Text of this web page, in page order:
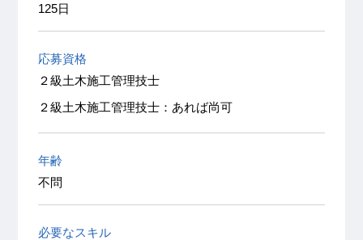
125日
応募資格
２級土木施工管理技士
２級土木施工管理技士：あれば尚可
年齢
不問
必要なスキル